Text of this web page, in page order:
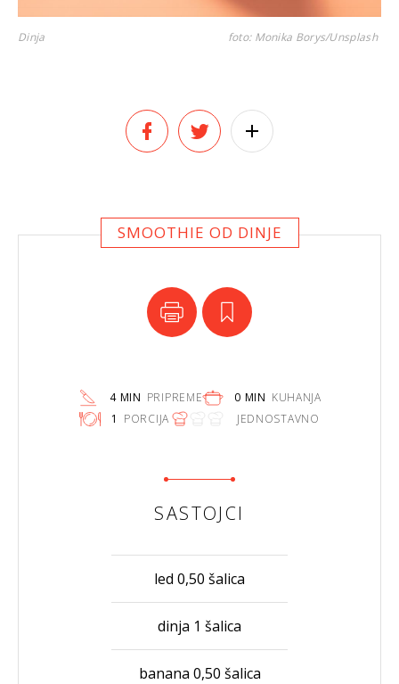
Dinja foto: Monika Borys/Unsplash
SMOOTHIE OD DINJE
4 MIN PRIPREME 0 MIN KUHANJA
1
PORCIJA JEDNOSTAVNO
SASTOJCI
led 0,50 šalica
dinja 1 šalica
banana 0,50 šalica